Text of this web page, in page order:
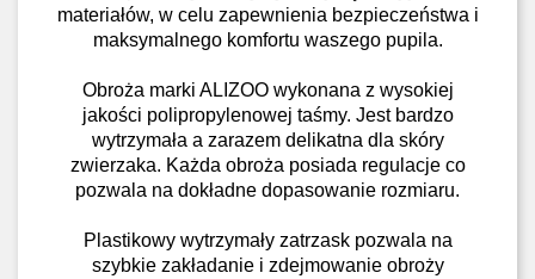
materiałów, w celu zapewnienia bezpieczeństwa i
maksymalnego komfortu waszego pupila.
Obroża marki ALIZOO wykonana z wysokiej
jakości polipropylenowej taśmy. Jest bardzo
wytrzymała a zarazem delikatna dla skóry
zwierzaka. Każda obroża posiada regulacje co
pozwala na dokładne dopasowanie rozmiaru.
Plastikowy wytrzymały zatrzask pozwala na
szybkie zakładanie i zdejmowanie obroży